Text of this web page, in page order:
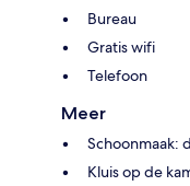
Bureau
Gratis wifi
Telefoon
Meer
Schoonmaak:
Kluis op de